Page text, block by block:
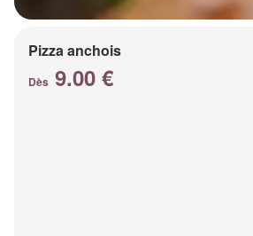
Pizza anchois
Dès 9.00 €